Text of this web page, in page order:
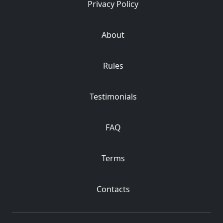
Privacy Policy
About
Rules
Testimonials
FAQ
Terms
Contacts